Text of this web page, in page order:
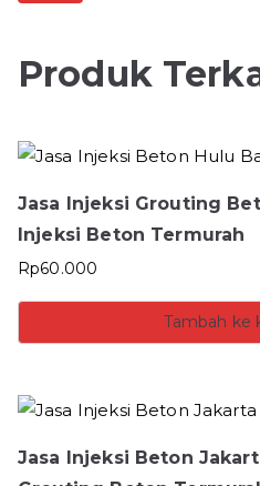
Produk
Jasa Injeksi Grouting
Injeksi Beton Termurah
Rp60.000
Tambah ke
Jasa Injeksi Beton